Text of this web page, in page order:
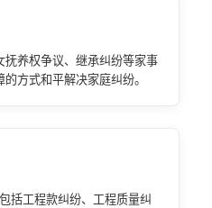
养权争议、继承纠纷等家事
方式和平解决家庭纠纷。
括工程款纠纷、工程质量纠